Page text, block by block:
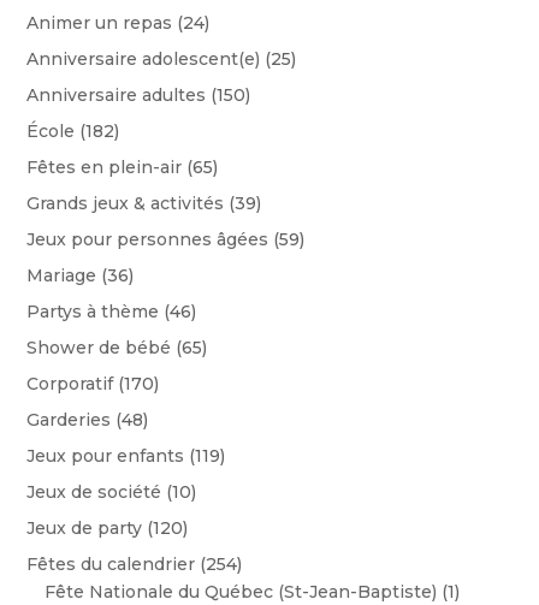
Animer un repas (24)
Anniversaire adolescent(e) (25)
Anniversaire adultes (150)
École (182)
Fêtes en plein-air (65)
Grands jeux & activités (39)
Jeux pour personnes âgées (59)
Mariage (36)
Partys à thème (46)
Shower de bébé (65)
Corporatif (170)
Garderies (48)
Jeux pour enfants (119)
Jeux de société (10)
Jeux de party (120)
Fêtes du calendrier (254)
Fête Nationale du Québec (St-Jean-Baptiste) (1)